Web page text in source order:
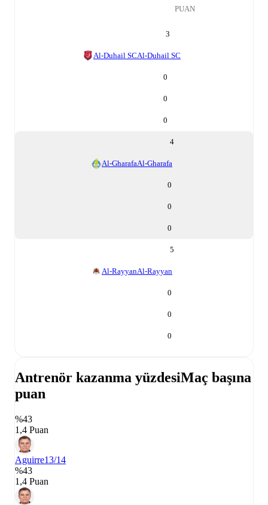
PUAN
3
Al-Duhail SCAl-Duhail SC
0
0
0
4
Al-GharafaAl-Gharafa
0
0
0
5
Al-RayyanAl-Rayyan
0
0
0
Antrenör kazanma yüzdesiMaç başına
puan
%43
1,4 Puan
Aguirre13/14
%43
1,4 Puan